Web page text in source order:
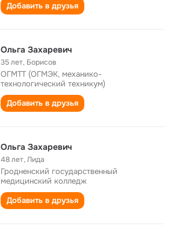
Добавить в друзья
Ольга Захаревич
35 лет, Борисов
ОГМТТ (ОГМЭК, механико-
технологический техникум)
Добавить в друзья
Ольга Захаревич
48 лет,Лида
Гродненский государственный
медицинский колледж
Добавить в друзья